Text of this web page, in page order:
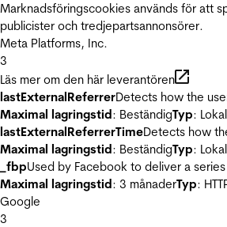
Marknadsföringscookies används för att
publicister och tredjepartsannonsörer.
Meta Platforms, Inc.
3
Läs mer om den här leverantören
lastExternalReferrerDetects how the
Maximal lagringstid: BeständigTyp:
lastExternalReferrerTimeDetects how
Maximal lagringstid: BeständigTyp:
_fbpUsed by Facebook to deliver a
Maximal lagringstid: 3 månaderTyp:
Google
3